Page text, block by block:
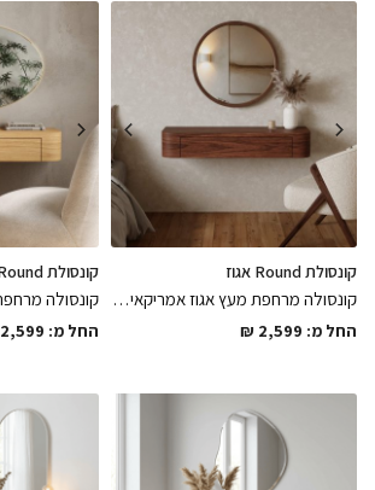
קונסולת Round אגוז
קונסולה מרחפת מעץ אגוז אמריקאי בצבע לכה אפוקסי מט עם פינות מעוגלות בעבודת יד בשילוב מגירה עם טריקה שקטה בגימור מושלם, פיס יוקרתי ואלגנטי
החל מ: ₪ 2,599
קונסולת Round אלון טבעי
החל מ: 2,599